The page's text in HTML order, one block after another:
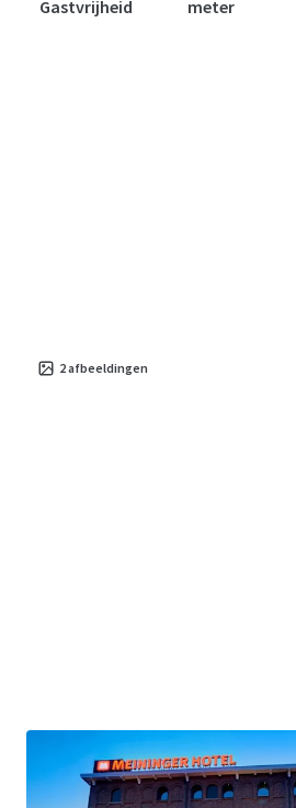
Gastvrijheid
meter
2afbeeldingen